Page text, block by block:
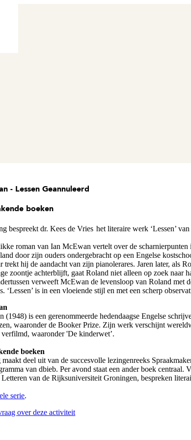
- LessenGeannuleerd
boeken
bespreekt dr. Kees de Vries het literaire werk ‘Lessen’
roman van Ian McEwan vertelt over de
door zijn ouders ondergebracht op een Engelse
trekt hij de aandacht van zijn pianolerares. Jaren later, als
zoontje achterblijft, gaat Roland niet alleen op zoek naar
verweeft McEwan de levensloop van Roland met
‘Lessen’ is in een vloeiende stijl en met een scherp
(1948) is een gerenommeerde hedendaagse Engelse
waaronder de Booker Prize. Zijn werk verschijnt
waaronder 'De kinderwet’.
boeken
deel uit van de succesvolle lezingenreeks
van dbieb. Per avond staat een ander boek centraal.
Letteren van de Rijksuniversiteit Groningen, bespreken
serie.
over deze activiteit